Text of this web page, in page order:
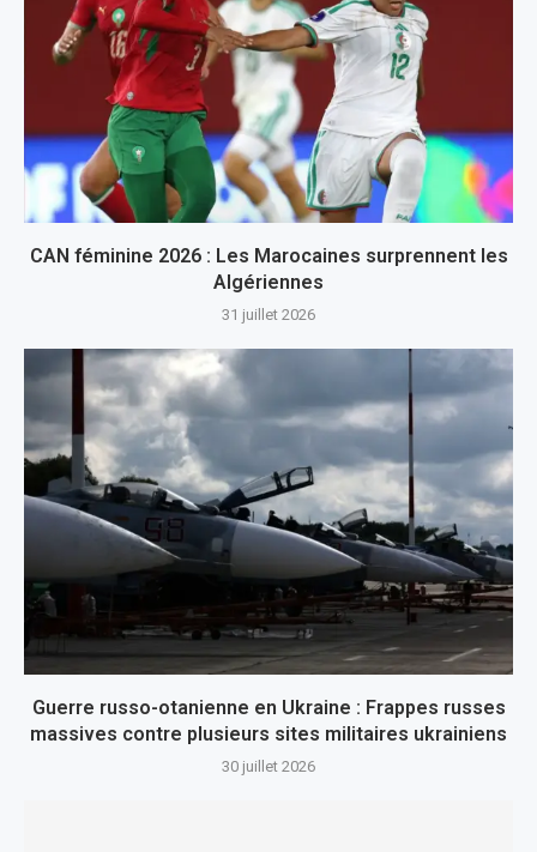
CAN féminine 2026 : Les Marocaines surprennent les
Algériennes
31 juillet 2026
Guerre russo-otanienne en Ukraine : Frappes russes
massives contre plusieurs sites militaires ukrainiens
30 juillet 2026